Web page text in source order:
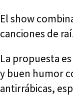
El show
canciones de
La propuesta
y buen humor
antirrábicas,